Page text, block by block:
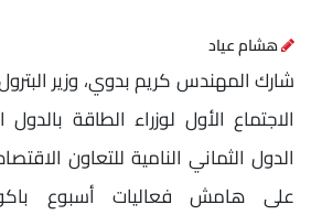
هشام عياد
شارك المهندس كريم بدوي، وزير
الاجتماع الأول لوزراء الطاقة
على هامش فعاليات أسبوع